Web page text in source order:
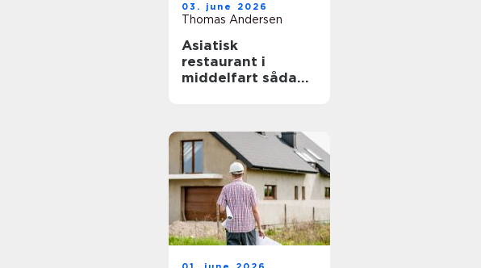
03. june 2026
Thomas Andersen
Asiatisk
restaurant i
middelfart sådan